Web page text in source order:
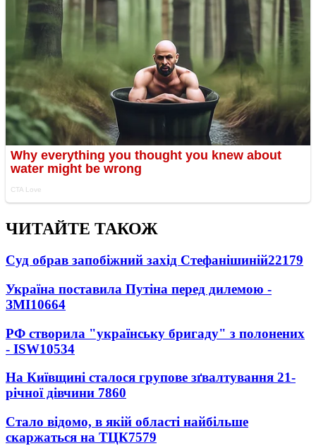
ЧИТАЙТЕ ТАКОЖ
Суд обрав запобіжний захід Стефанішиній22179
Україна поставила Путіна перед дилемою -
ЗМІ10664
РФ створила "українську бригаду" з полонених
- ISW10534
На Київщині сталося групове зґвалтування 21-
річної дівчини 7860
Стало відомо, в якій області найбільше
скаржаться на ТЦК7579